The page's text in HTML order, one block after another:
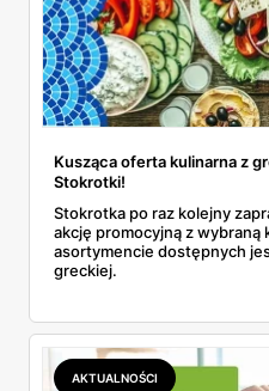
Kusząca oferta kulinarna z
Stokrotki!
Stokrotka po raz kolejny
akcję promocyjną z wybraną
asortymencie dostępnych
greckiej.
AKTUALNOŚCI